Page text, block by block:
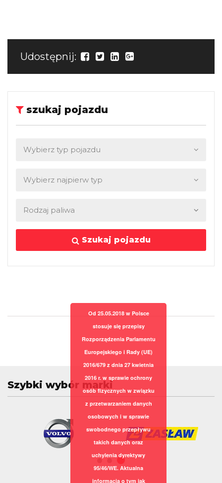
Udostępnij:
szukaj pojazdu
Szukaj pojazdu
Szybki wybór marki
Od 25.05.2018 w Polsce
stosuje się przepisy
Rozporządzenia Parlamentu
Europejskiego i Rady (UE)
2016/679 z dnia 27 kwietnia
2016 r. w sprawie ochrony
osób fizycznych w związku
z przetwarzaniem danych
osobowych i w sprawie
swobodnego przepływu
takich danych oraz
uchylenia dyrektywy
95/46/WE. Aktualna
informacja o tym jak